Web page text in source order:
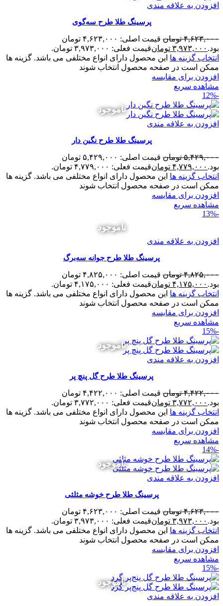
افزودن به علاقه مندی
پرسینگ طلا طرح سه‌گوی
۴,۶۲۳,۰۰۰ تومان
قیمت اصلی: ۴,۶۲۳,۰۰۰ تومان
بود. ۳,۹۷۳,۰۰۰ تومانقیمت فعلی: ۳,۹۷۳,۰۰۰ تومان.
انتخاب گزینه ها این محصول دارای انواع مختلفی می باشد. گزینه ها
ممکن است در صفحه محصول انتخاب شوند
افزودن برای مقایسه
مشاهده سریع
-12%
افزودن به علاقه مندی
ناموجود
پرسینگ طلا طرح نگین دار
۵,۴۲۹,۰۰۰ تومان
قیمت اصلی: ۵,۴۲۹,۰۰۰ تومان
بود. ۴,۷۷۹,۰۰۰ تومانقیمت فعلی: ۴,۷۷۹,۰۰۰ تومان.
انتخاب گزینه ها این محصول دارای انواع مختلفی می باشد. گزینه ها
ممکن است در صفحه محصول انتخاب شوند
افزودن برای مقایسه
مشاهده سریع
-13%
افزودن به علاقه مندی
ناموجود
پرسینگ طلا طرح جوانه سه‌برگ
۴,۸۲۵,۰۰۰ تومان
قیمت اصلی: ۴,۸۲۵,۰۰۰ تومان
بود. ۴,۱۷۵,۰۰۰ تومانقیمت فعلی: ۴,۱۷۵,۰۰۰ تومان.
انتخاب گزینه ها این محصول دارای انواع مختلفی می باشد. گزینه ها
ممکن است در صفحه محصول انتخاب شوند
افزودن برای مقایسه
مشاهده سریع
-15%
افزودن به علاقه مندی
ناموجود
پرسینگ طلا طرح گل پنچ پر
۴,۴۲۲,۰۰۰ تومان
قیمت اصلی: ۴,۴۲۲,۰۰۰ تومان
بود. ۳,۷۷۲,۰۰۰ تومانقیمت فعلی: ۳,۷۷۲,۰۰۰ تومان.
انتخاب گزینه ها این محصول دارای انواع مختلفی می باشد. گزینه ها
ممکن است در صفحه محصول انتخاب شوند
افزودن برای مقایسه
مشاهده سریع
-14%
افزودن به علاقه مندی
ناموجود
پرسینگ طلا طرح خوشه مثلثی
۴,۶۲۳,۰۰۰ تومان
قیمت اصلی: ۴,۶۲۳,۰۰۰ تومان
بود. ۳,۹۷۳,۰۰۰ تومانقیمت فعلی: ۳,۹۷۳,۰۰۰ تومان.
انتخاب گزینه ها این محصول دارای انواع مختلفی می باشد. گزینه ها
ممکن است در صفحه محصول انتخاب شوند
افزودن برای مقایسه
مشاهده سریع
-15%
افزودن به علاقه مندی
ناموجود